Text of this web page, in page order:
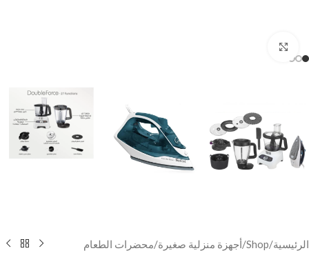
الرئيسية/
Shop
/أجهزة منزلية صغيرة/محضرات الطعام